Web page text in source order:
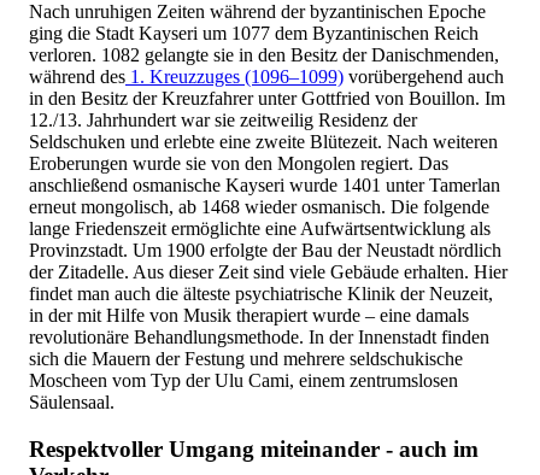
Nach unruhigen Zeiten während der byzantinischen Epoche
ging die Stadt Kayseri um 1077 dem Byzantinischen Reich
verloren. 1082 gelangte sie in den Besitz der Danischmenden,
während des 1. Kreuzzuges (1096–1099) vorübergehend auch
in den Besitz der Kreuzfahrer unter Gottfried von Bouillon. Im
12./13. Jahrhundert war sie zeitweilig Residenz der
Seldschuken und erlebte eine zweite Blütezeit. Nach weiteren
Eroberungen wurde sie von den Mongolen regiert. Das
anschließend osmanische Kayseri wurde 1401 unter Tamerlan
erneut mongolisch, ab 1468 wieder osmanisch. Die folgende
lange Friedenszeit ermöglichte eine Aufwärtsentwicklung als
Provinzstadt. Um 1900 erfolgte der Bau der Neustadt nördlich
der Zitadelle. Aus dieser Zeit sind viele Gebäude erhalten. Hier
findet man auch die älteste psychiatrische Klinik der Neuzeit,
in der mit Hilfe von Musik therapiert wurde – eine damals
revolutionäre Behandlungsmethode. In der Innenstadt finden
sich die Mauern der Festung und mehrere seldschukische
Moscheen vom Typ der Ulu Cami, einem zentrumslosen
Säulensaal.
Respektvoller Umgang miteinander - auch im